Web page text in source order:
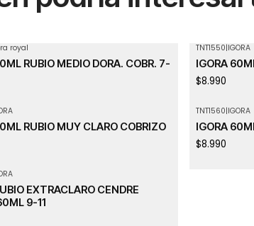
royal
RUBIO MEDIO DORA. COBR. 7-
TNT1550|IGORA
IGORA
$8.990
RUBIO MUY CLARO COBRIZO
TNT1560|IGORA
IGORA
$8.990
EXTRACLARO CENDRE
9-11